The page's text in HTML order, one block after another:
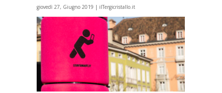
giovedì 27, Giugno 2019 | ilTergicristallo.it